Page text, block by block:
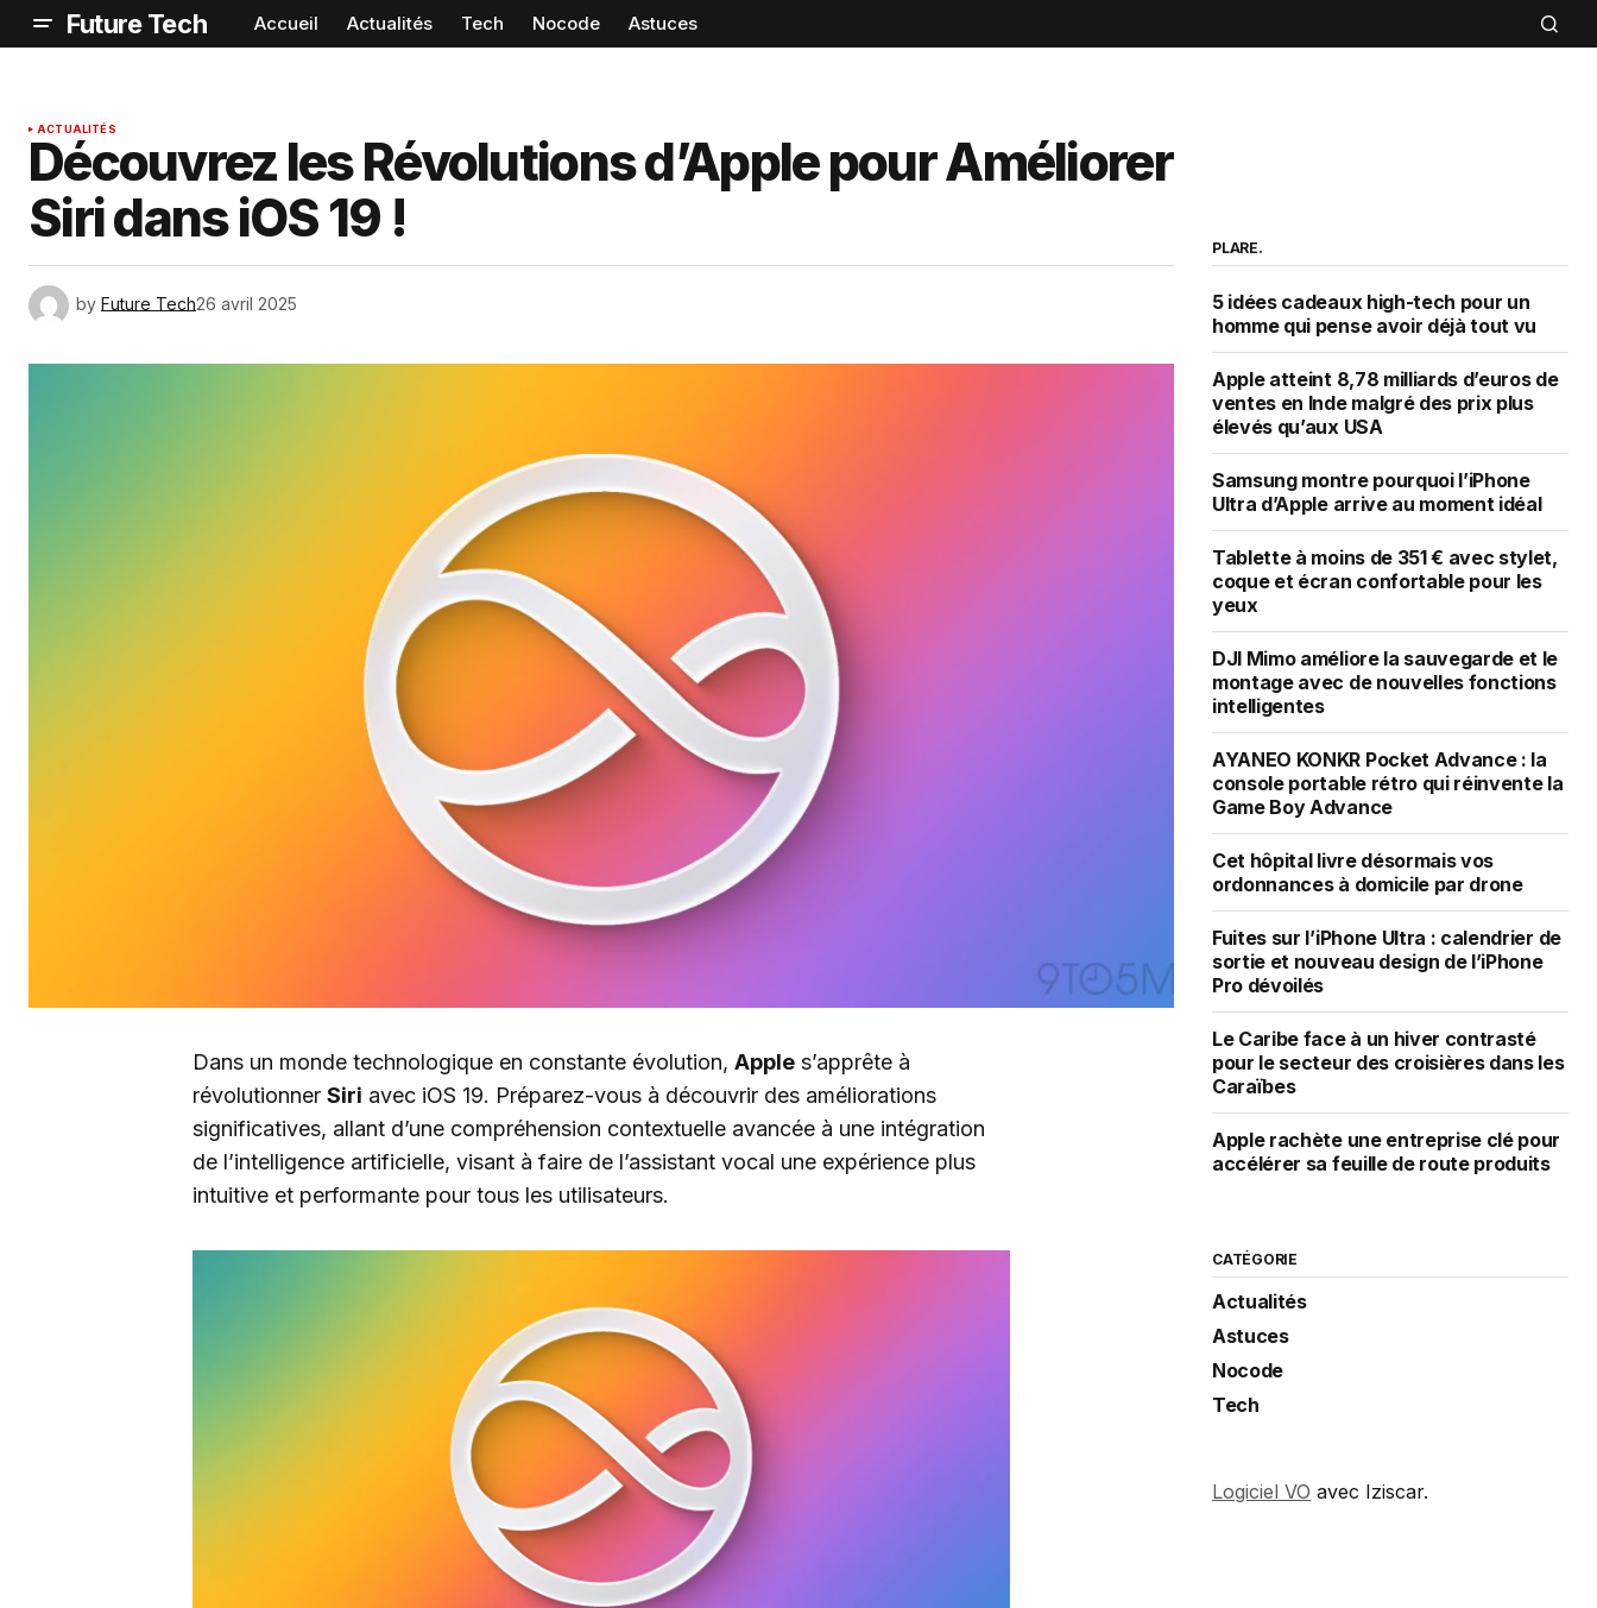
Future Tech Accueil Actualités Tech Nocode Astuces
ACTUALITÉS
Découvrez les Révolutions d’Apple pour Améliorer
Siri dans iOS 19 !
by Future Tech26 avril 2025
Dans un monde technologique en constante évolution, Apple s’apprête à
révolutionner Siri avec iOS 19. Préparez-vous à découvrir des améliorations
significatives, allant d’une compréhension contextuelle avancée à une intégration
de l’intelligence artificielle, visant à faire de l’assistant vocal une expérience plus
intuitive et performante pour tous les utilisateurs.
PLARE.
5 idées cadeaux high-tech pour un
homme qui pense avoir déjà tout vu
Apple atteint 8,78 milliards d’euros de
ventes en Inde malgré des prix plus
élevés qu’aux USA
Samsung montre pourquoi l’iPhone
Ultra d’Apple arrive au moment idéal
Tablette à moins de 351 € avec stylet,
coque et écran confortable pour les
yeux
DJI Mimo améliore la sauvegarde et le
montage avec de nouvelles fonctions
intelligentes
AYANEO KONKR Pocket Advance : la
console portable rétro qui réinvente la
Game Boy Advance
Cet hôpital livre désormais vos
ordonnances à domicile par drone
Fuites sur l’iPhone Ultra : calendrier de
sortie et nouveau design de l’iPhone
Pro dévoilés
Le Caribe face à un hiver contrasté
pour le secteur des croisières dans les
Caraïbes
Apple rachète une entreprise clé pour
accélérer sa feuille de route produits
CATÉGORIE
Actualités
Astuces
Nocode
Tech
Logiciel VO avec Iziscar.